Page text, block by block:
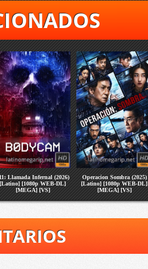
Llamada Infernal (2026)
[Latino] [1080p WEB-DL]
[MEGA] [VS]
Operacion Sombra (2025)
[Latino] [1080p WEB-DL]
[MEGA] [VS]